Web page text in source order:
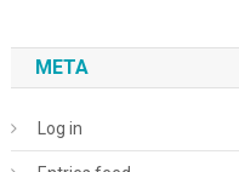
META
Log in